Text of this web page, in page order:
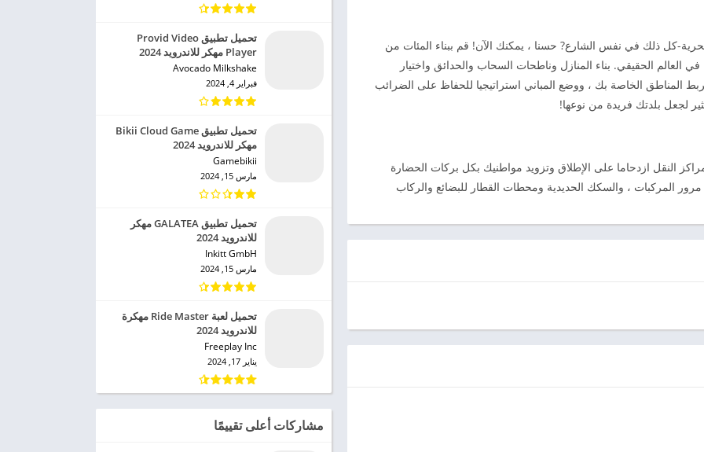
كل ذلك في نفس الشارع? حسنا ، يمكنك الآن! قم ببناء المئات من
في العالم الحقيقي. بناء المنازل وناطحات السحاب والحدائق واختيار
المناطق الخاصة بك ، ووضع المباني استراتيجيا للحفاظ على الضرائب
لجعل بلدتك فريدة من نوعها!
النقل ازدحاما على الإطلاق وتزويد مواطنيك بكل بركات الحضارة
مرور المركبات ، والسكك الحديدية ومحطات القطار للبضائع والركاب
تحميل تطبيق Provid Video
Player مهكر للاندرويد 2024
Avocado Milkshake‏
فبراير 4, 2024
تحميل تطبيق Bikii Cloud Game
مهكر للاندرويد 2024
Gamebikii‏
مارس 15, 2024
تحميل تطبيق GALATEA مهكر
للاندرويد 2024
Inkitt GmbH‏
مارس 15, 2024
تحميل لعبة Ride Master مهكرة
للاندرويد 2024
Freeplay Inc‏
يناير 17, 2024
مشاركات أعلى تقييمًا